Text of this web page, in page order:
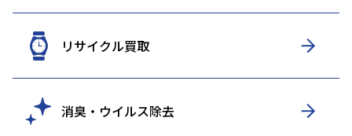
リサイクル買取
消臭・ウイルス除去